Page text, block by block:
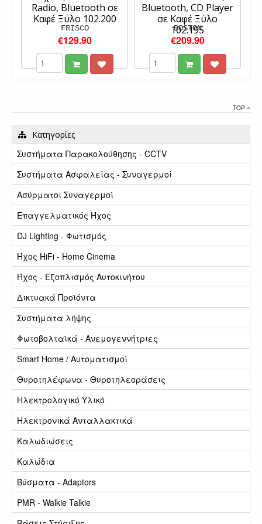
Radio, Bluetooth σε
Καφέ Ξύλο 102.200
FRISCO
€129.90
Bluetooth, CD Player
σε Καφέ Ξύλο
102.195
BOSTON
€209.90
TOP
Κατηγορίες
Συστήματα Παρακολούθησης - CCTV
Συστήματα Ασφαλείας - Συναγερμοί
Ασύρματοι Συναγερμοί
Επαγγελματικός Ήχος
DJ Lighting - Φωτισμός
Ήχος HiFi - Home Cinema
Ήχος - Εξοπλισμός Αυτοκινήτου
Δικτυακά Προϊόντα
Συστήματα λήψης
Φωτοβολταϊκά - Ανεμογεννήτριες
Smart Home / Αυτοματισμοί
Θυροτηλέφωνα - Θυροτηλεοράσεις
Ηλεκτρολογικό Υλικό
Ηλεκτρονικά Ανταλλακτικά
Καλωδιώσεις
Καλώδια
Βύσματα - Adaptors
PMR - Walkie Talkie